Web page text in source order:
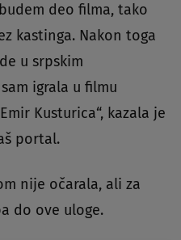
deo filma, tako
kastinga. Nakon toga
u srpskim
igrala u filmu
Kusturica“, kazala je
portal.
nije očarala, ali za
do ove uloge.